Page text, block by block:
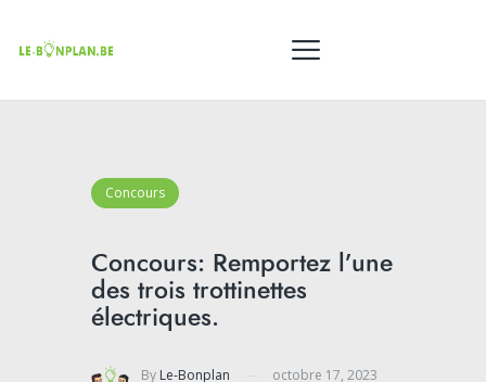
Concours
Concours: Remportez l’une
des trois trottinettes
électriques.
By Le-Bonplan octobre 17, 2023